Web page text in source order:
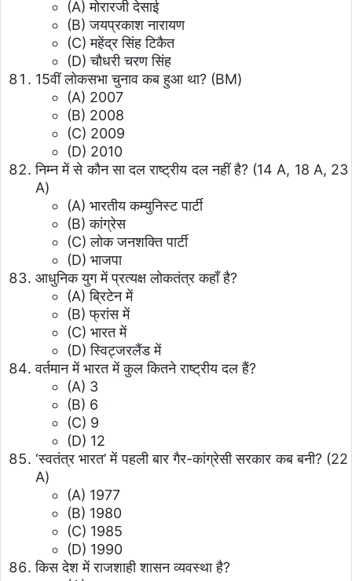
(A) मोरारजी देसाई
(B) जयप्रकाश नारायण
(C) महेंद्र सिंह टिकैत
(D) चौधरी चरण सिंह
15वीं लोकसभा चुनाव कब हुआ था? (BM)
(A) 2007
(B) 2008
(C) 2009
(D) 2010
निम्न में से कौन सा दल राष्ट्रीय दल नहीं है? (14 A, 18 A, 23
A)
(A) भारतीय कम्युनिस्ट पार्टी
(B) कांग्रेस
(C) लोक जनशक्ति पार्टी
(D) भाजपा
आधुनिक युग में प्रत्यक्ष लोकतंत्र कहाँ है?
(A) ब्रिटेन में
(B) फ्रांस में
(C) भारत में
(D) स्विट्जरलैंड में
वर्तमान में भारत में कुल कितने राष्ट्रीय दल हैं?
(A) 3
(B) 6
(C) 9
(D) 12
‘स्वतंत्र भारत’ में पहली बार गैर-कांग्रेसी सरकार कब बनी? (22
A)
(A) 1977
(B) 1980
(C) 1985
(D) 1990
किस देश में राजशाही शासन व्यवस्था है?